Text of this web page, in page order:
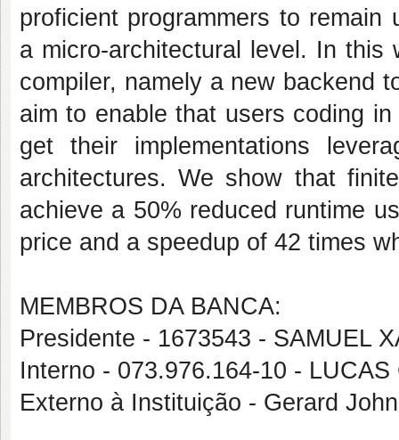
proficient programmers to
a micro-architectural level. In
compiler, namely a new backend
aim to enable that users coding
get their implementations
architectures. We show that
achieve a 50% reduced runtime
price and a speedup of 42 times
MEMBROS DA BANCA:
Presidente - 1673543 - SAMUEL
Interno - 073.976.164-10 -
Externo à Instituição - Gerard